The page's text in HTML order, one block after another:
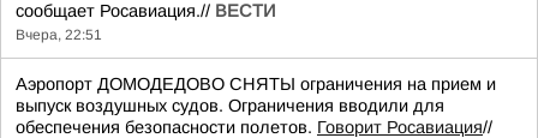
сообщает Росавиация.// ВЕСТИ
Вчера, 22:51
Аэропорт ДОМОДЕДОВО СНЯТЫ ограничения на прием и
выпуск воздушных судов. Ограничения вводили для
обеспечения безопасности полетов. Говорит Росавиация//